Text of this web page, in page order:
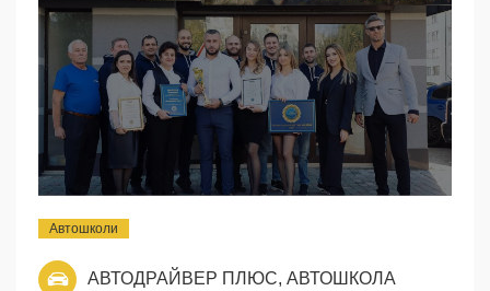
Автошколи
АВТОДРАЙВЕР ПЛЮС, АВТОШКОЛА